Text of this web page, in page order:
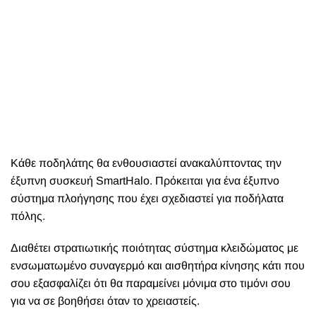
Κάθε ποδηλάτης θα ενθουσιαστεί ανακαλύπτοντας την
έξυπνη συσκευή SmartHalo. Πρόκειται για ένα έξυπνο
σύστημα πλοήγησης που έχει σχεδιαστεί για ποδήλατα
πόλης.
Διαθέτει στρατιωτικής ποιότητας σύστημα κλειδώματος με
ενσωματωμένο συναγερμό και αισθητήρα κίνησης κάτι που
σου εξασφαλίζει ότι θα παραμείνει μόνιμα στο τιμόνι σου
για να σε βοηθήσει όταν το χρειαστείς.